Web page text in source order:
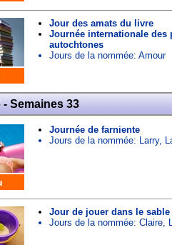
Jour des amats du livre
Journée internationale des
autochtones
Jours de la nommée: Amour
Semaines 33
Journée de farniente
Jours de la nommée: Larry,
Jour de jouer dans le sable
Jours de la nommée: Claire,